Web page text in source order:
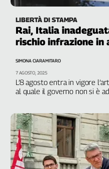
LIBERTÀ DI STAMPA
Rai, Italia
rischio infrazione in
L’8 agosto entra in vigore
al quale il governo non si è
SIMONA CIARAMITARO
7 AGOSTO, 2025